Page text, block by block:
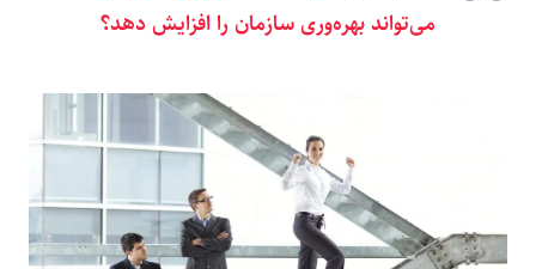
می‌تواند بهره‌وری سازمان را افزایش دهد؟